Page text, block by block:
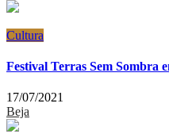
Cultura
Festival Terras Sem Sombra
17/07/2021
Beja